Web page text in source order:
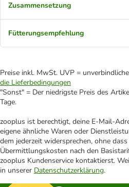
Zusammensetzung
Fütterungsempfehlung
Preise inkl. MwSt. UVP =
die Lieferbedingungen
"Sonst" = Der niedrigste Preis des
Tage.
zooplus ist berechtigt, deine E-Mail-
eigene ähnliche Waren oder
dem jederzeit widersprechen, ohne
Übermittlungskosten nach den
zooplus Kundenservice kontaktierst.
in unserer Datenschutzerklärung.